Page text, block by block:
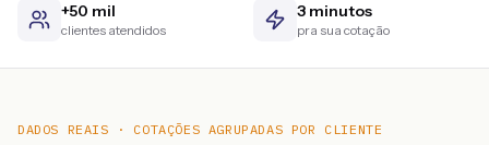
+50 mil
clientes atendidos
3 minutos
pra sua cotação
DADOS REAIS · COTAÇÕES AGRUPADAS POR CLIENTE